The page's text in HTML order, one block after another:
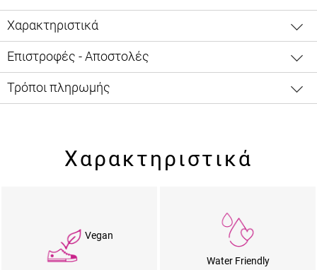
Χαρακτηριστικά
Επιστροφές - Αποστολές
Τρόποι πληρωμής
Χαρακτηριστικά
Vegan
Water Friendly